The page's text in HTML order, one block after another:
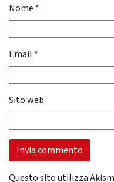
Nome *
Email *
Sito web
Questo sito utilizza